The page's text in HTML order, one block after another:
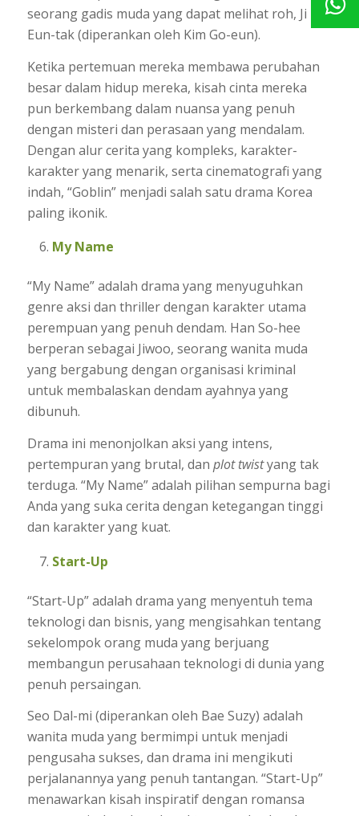
seorang gadis muda yang dapat melihat roh, Ji
Eun-tak (diperankan oleh Kim Go-eun).
Ketika pertemuan mereka membawa perubahan
besar dalam hidup mereka, kisah cinta mereka
pun berkembang dalam nuansa yang penuh
dengan misteri dan perasaan yang mendalam.
Dengan alur cerita yang kompleks, karakter-
karakter yang menarik, serta cinematografi yang
indah, “Goblin” menjadi salah satu drama Korea
paling ikonik.
My Name
“My Name” adalah drama yang menyuguhkan
genre aksi dan thriller dengan karakter utama
perempuan yang penuh dendam. Han So-hee
berperan sebagai Jiwoo, seorang wanita muda
yang bergabung dengan organisasi kriminal
untuk membalaskan dendam ayahnya yang
dibunuh.
Drama ini menonjolkan aksi yang intens,
pertempuran yang brutal, dan plot twistyang tak
terduga. “My Name” adalah pilihan sempurna bagi
Anda yang suka cerita dengan ketegangan tinggi
dan karakter yang kuat.
Start-Up
“Start-Up” adalah drama yang menyentuh tema
teknologi dan bisnis, yang mengisahkan tentang
sekelompok orang muda yang berjuang
membangun perusahaan teknologi di dunia yang
penuh persaingan.
Seo Dal-mi (diperankan oleh Bae Suzy) adalah
wanita muda yang bermimpi untuk menjadi
pengusaha sukses, dan drama ini mengikuti
perjalanannya yang penuh tantangan. “Start-Up”
menawarkan kisah inspiratif dengan romansa